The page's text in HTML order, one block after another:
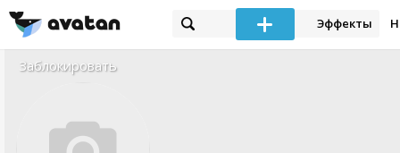
Эффекты
Заблокировать